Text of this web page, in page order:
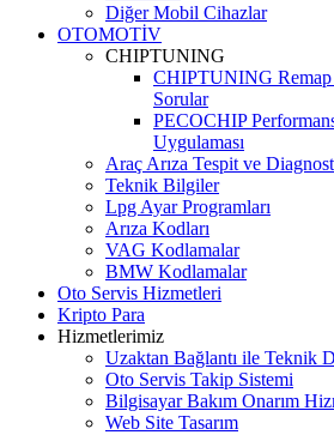
Diğer Mobil Cihazlar
OTOMOTİV
CHIPTUNING
CHIPTUNING Remap
Sorular
PECOCHIP
Uygulaması
Araç Arıza Tespit ve
Teknik Bilgiler
Lpg Ayar Programları
Arıza Kodları
VAG Kodlamalar
BMW Kodlamalar
Oto Servis Hizmetleri
Kripto Para
Hizmetlerimiz
Uzaktan Bağlantı ile Teknik
Oto Servis Takip Sistemi
Bilgisayar Bakım Onarım
Web Site Tasarım